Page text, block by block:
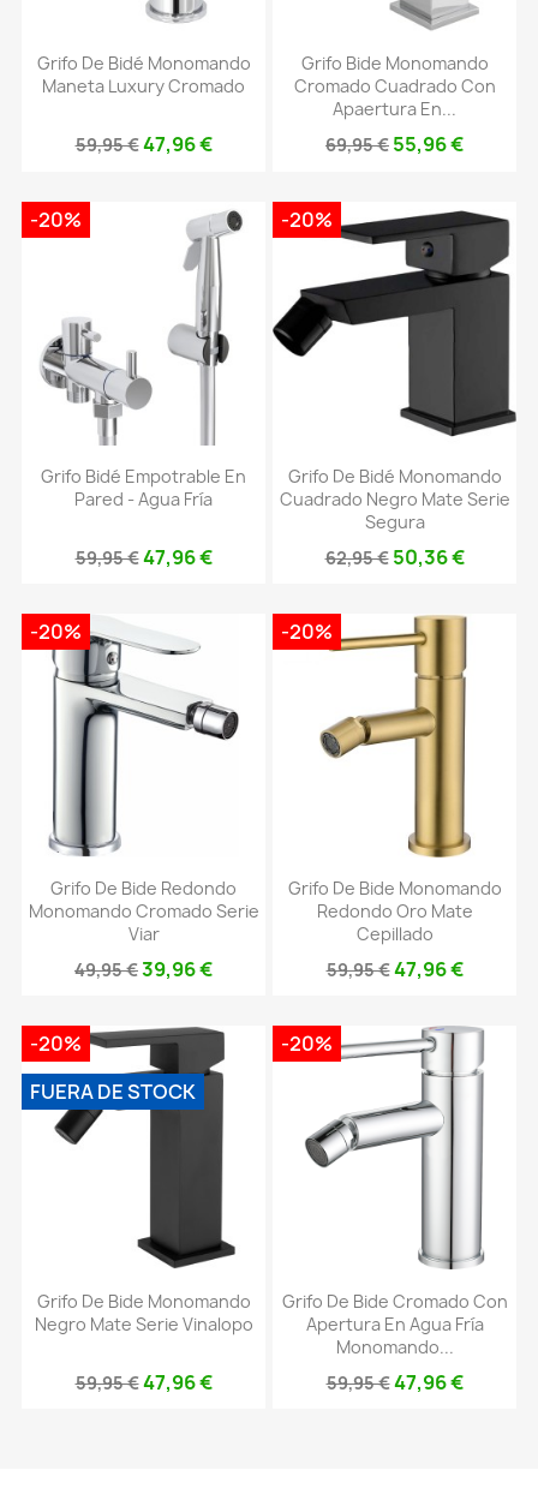
Grifo De Bidé Monomando
Maneta Luxury Cromado
59,95 €47,96 €
Grifo Bide Monomando
Cromado Cuadrado Con
Apaertura En...
69,95 € 55,96 €
Grifo Bidé Empotrable En
Pared - Agua Fría
59,95 €47,96 €
-20%
Grifo De Bidé Monomando
Cuadrado Negro Mate Serie
Segura
62,95 € 50,36 €
-20%
Grifo De Bide Redondo
Monomando Cromado Serie
Viar
49,95 €39,96 €
-20%
Grifo De Bide Monomando
Redondo Oro Mate
Cepillado
59,95 €47,96 €
-20%
Grifo De Bide Monomando
Negro Mate Serie Vinalopo
59,95 €47,96 €
-20%
FUERA DE STOCK
Grifo De Bide Cromado Con
Apertura En Agua Fría
Monomando...
59,95 €47,96 €
-20%